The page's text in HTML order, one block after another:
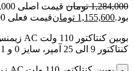
1,284,000 تومان
بود.1,155,600 تومانقیمت فعلی 1,155,600 تومان است.
کنتاکتور 9 الی 25 آمپر، سایز 0 و 1